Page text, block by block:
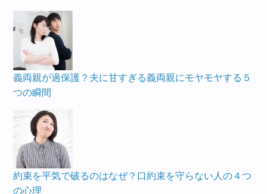
義両親が過保護？夫に甘すぎる義両親にモヤモヤする５
つの瞬間
約束を平気で破るのはなぜ？口約束を守らない人の４つ
の心理